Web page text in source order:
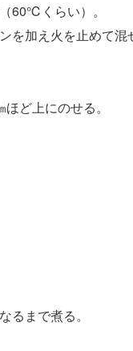
60℃くらい）。
加え火を止めて混
ど上にのせる。
まで煮る。